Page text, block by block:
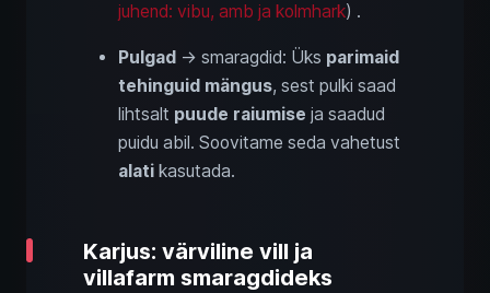
juhend: vibu, amb ja kolmhark) .
Pulgad → smaragdid: Üks parimaid
tehinguid mängus, sest pulki saad
lihtsalt puude raiumise ja saadud
puidu abil. Soovitame seda vahetust
alati kasutada.
Karjus: värviline vill ja
villafarm smaragdideks